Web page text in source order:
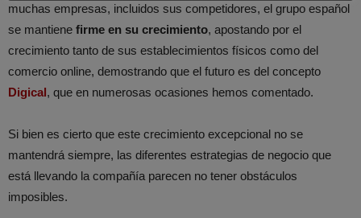
muchas empresas, incluidos sus competidores, el grupo español
se mantiene firme en su crecimiento, apostando por el
crecimiento tanto de sus establecimientos físicos como del
comercio online, demostrando que el futuro es del concepto
Digical, que en numerosas ocasiones hemos comentado.
Si bien es cierto que este crecimiento excepcional no se
mantendrá siempre, las diferentes estrategias de negocio que
está llevando la compañía parecen no tener obstáculos
imposibles.